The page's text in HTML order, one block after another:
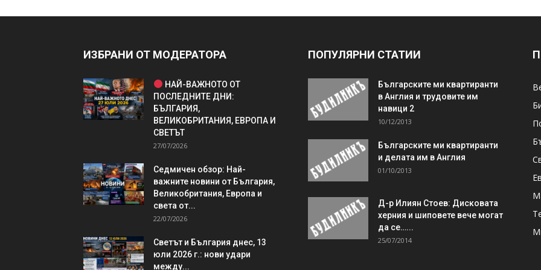
ИЗБРАНИ ОТ МОДЕРАТОРА
НАЙ-ВАЖНОТО ОТ
ПОСЛЕДНИТЕ ДНИ:
БЪЛГАРИЯ,
ВЕЛИКОБРИТАНИЯ, ЕВРОПА И
СВЕТЪТ
27/07/2026
Седмичен обзор: Най-
важните новини от България,
Великобритания, Европа и
света от...
22/07/2026
Светът и България днес, 13
юли 2026 г.: нови удари
между...
ПОПУЛЯРНИ СТАТИИ
Българските ми квартиранти
в Англия и трудовите им
навици 2
10/12/2013
Българските ми квартиранти
и делата им в Англия
01/10/2013
Д-р Илиян Стоев: Дисковата
херния и шиповете вече могат
да се…...
25/07/2014